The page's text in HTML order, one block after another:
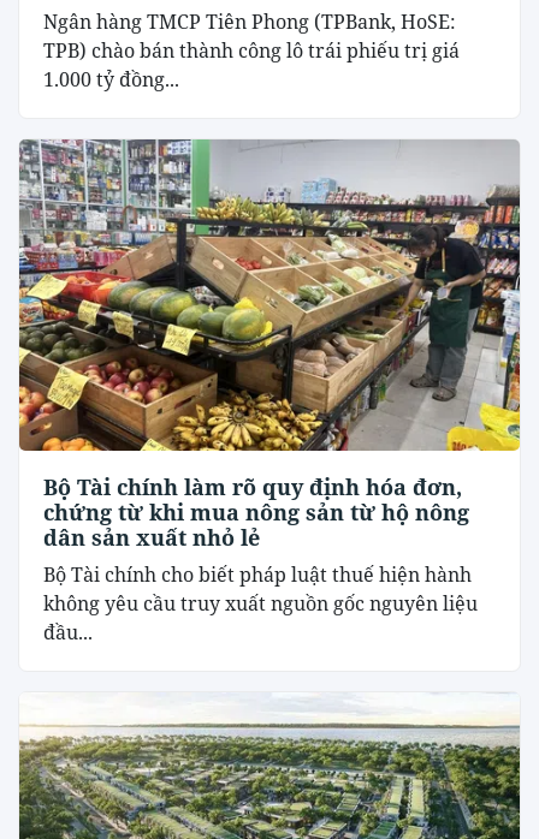
Ngân hàng TMCP Tiên Phong (TPBank, HoSE:
TPB) chào bán thành công lô trái phiếu trị giá
1.000 tỷ đồng...
Bộ Tài chính làm rõ quy định hóa đơn,
chứng từ khi mua nông sản từ hộ nông
dân sản xuất nhỏ lẻ
Bộ Tài chính cho biết pháp luật thuế hiện hành
không yêu cầu truy xuất nguồn gốc nguyên liệu
đầu...